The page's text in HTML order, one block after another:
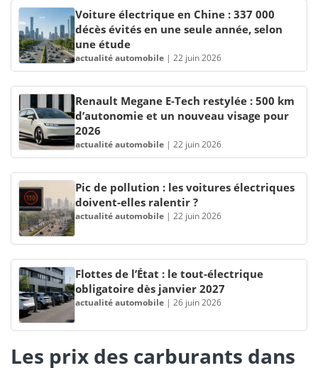
Voiture électrique en Chine : 337 000
décès évités en une seule année, selon
une étude
actualité automobile | 22 juin 2026
Renault Megane E-Tech restylée : 500 km
d’autonomie et un nouveau visage pour
2026
actualité automobile | 22 juin 2026
Pic de pollution : les voitures électriques
doivent-elles ralentir ?
actualité automobile | 22 juin 2026
Flottes de l’État : le tout-électrique
obligatoire dès janvier 2027
actualité automobile | 26 juin 2026
Les prix des carburants dans